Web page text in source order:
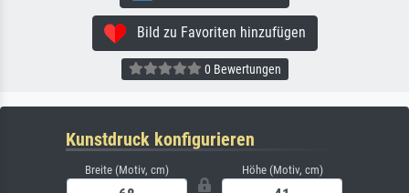
Bild zu Favoriten hinzufügen
0 Bewertungen
Kunstdruck konfigurieren
Breite (Motiv, cm) Höhe (Motiv, cm)